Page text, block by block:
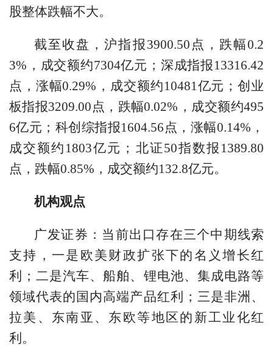
股整体跌幅不大。
截至收盘，沪指报3900.50点，跌幅0.2
3%，成交额约7304亿元；深成指报13316.42
点，涨幅0.29%，成交额约10481亿元；创业
板指报3209.00点，跌幅0.02%，成交额约495
6亿元；科创综指报1604.56点，涨幅0.14%，
成交额约1803亿元；北证50指数报1389.80
点，跌幅0.85%，成交额约132.8亿元。
机构观点
广发证券 ：当前出口存在三个中期线索
支持，一是欧美财政扩张下的名义增长红
利；二是汽车、船舶、锂电池、集成电路等
领域代表的国内高端产品红利；三是非洲、
拉美、东南亚、东欧等地区的新工业化红
利。